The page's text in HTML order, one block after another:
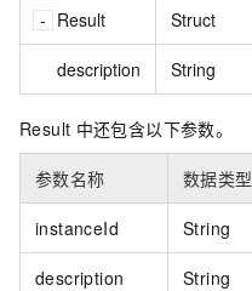
Result Struct
description String
Result 中还包含以下参数。
参数名称 数据类型
instanceId String
description String